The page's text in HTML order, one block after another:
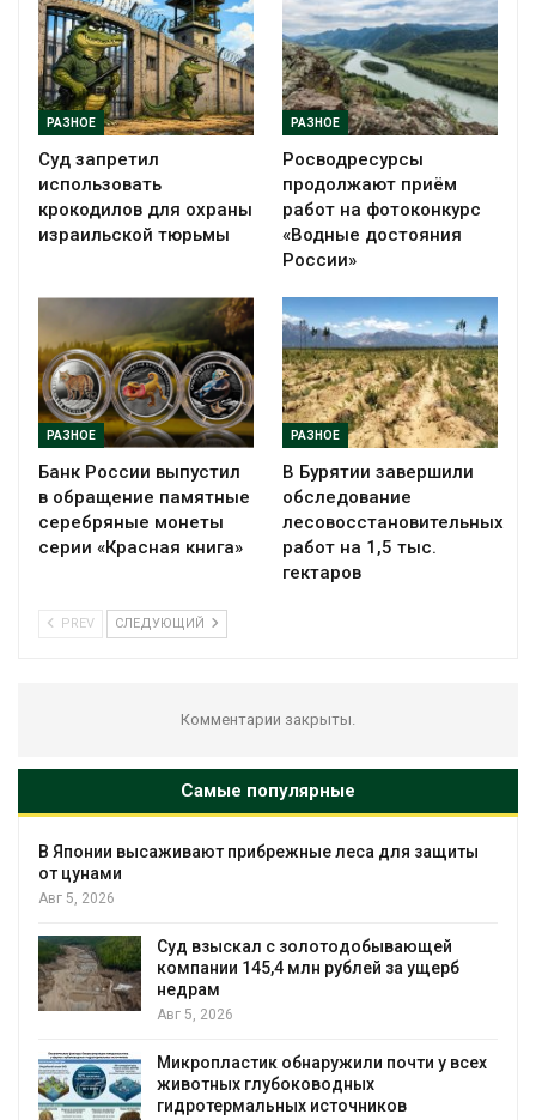
РАЗНОЕ
Суд запретил
использовать
крокодилов для охраны
израильской тюрьмы
РАЗНОЕ
Росводресурсы
продолжают приём
работ на фотоконкурс
«Водные достояния
России»
РАЗНОЕ
Банк России выпустил
в обращение памятные
серебряные монеты
серии «Красная книга»
РАЗНОЕ
В Бурятии завершили
обследование
лесовосстановительных
работ на 1,5 тыс.
гектаров
PREV СЛЕДУЮЩИЙ
Комментарии закрыты.
Самые популярные
В Японии высаживают прибрежные леса для защиты
от цунами
Авг 5, 2026
Суд взыскал с золотодобывающей
компании 145,4 млн рублей за ущерб
недрам
Авг 5, 2026
Микропластик обнаружили почти у всех
животных глубоководных
гидротермальных источников